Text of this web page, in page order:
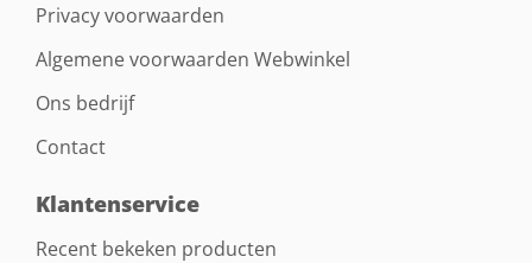
Privacy voorwaarden
Algemene voorwaarden Webwinkel
Ons bedrijf
Contact
Klantenservice
Recent bekeken producten